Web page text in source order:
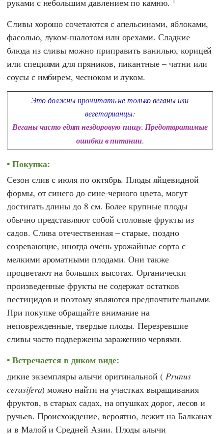
руками с небольшим давлением по камню.
Сливы хорошо сочетаются с апельсинами, яблоками,
фасолью, луком-шалотом или орехами. Сладкие
блюда из сливы можно приправить ванилью, корицей
или специями для пряников, пикантные – чатни или
соусы с имбирем, чесноком и луком.
Это должны прочитать не только веганы или
вегетарианцы:
Веганы часто едят нездоровую пищу. Предотвратимые
ошибки в питании.
Покупка:
Сезон слив с июля по октябрь. Плоды яйцевидной
формы, от синего до сине-черного цвета, могут
достигать длины до 8 см. Более крупные плоды
обычно представляют собой столовые фрукты из
садов. Слива отечественная – старые, поздно
созревающие, иногда очень урожайные сорта с
мелкими ароматными плодами. Они также
процветают на больших высотах. Органически
произведенные фрукты не содержат остатков
пестицидов и поэтому являются предпочтительными.
При покупке обращайте внимание на
неповрежденные, твердые плоды. Перезревшие
сливы часто подвержены заражению червями.
Встречается в диком виде:
дикие экземпляры алычи оригинальной ( Prunus
cerasifera) можно найти на участках выращивания
фруктов, в старых садах, на опушках дорог, лесов и
ручьев. Происхождение, вероятно, лежит на Балканах
и в Малой и Средней Азии. Плоды алычи